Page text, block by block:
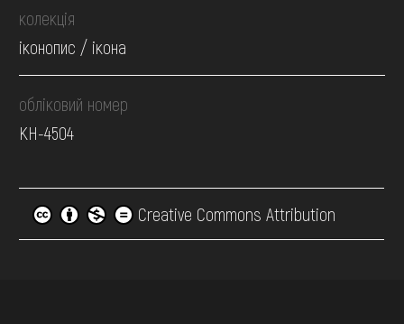
колекція
іконопис / ікона
обліковий номер
КН-4504
Creative Commons Attribution